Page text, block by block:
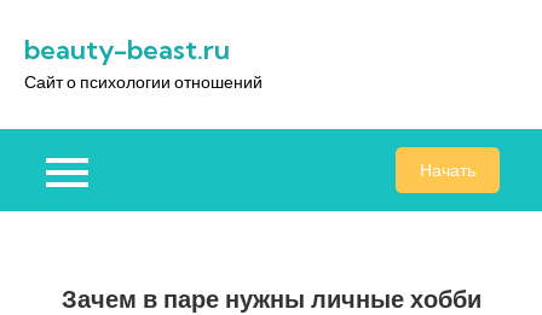
содержимому
beauty-beast.ru
Сайт о психологии отношений
Начать
Зачем в паре нужны личные хобби